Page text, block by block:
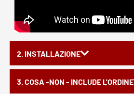
2. INSTALLAZIONE
3. COSA -NON - INCLUDE L'ORDINE